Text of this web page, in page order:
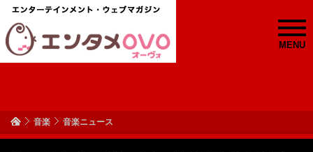
MENU
音楽 音楽ニュース